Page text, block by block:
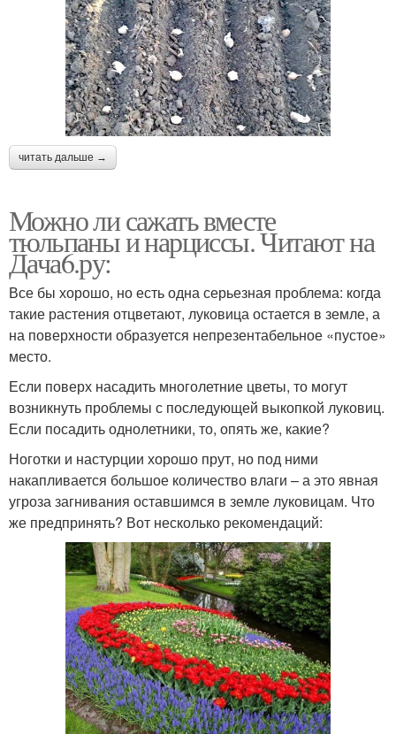
читать дальше →
Можно ли сажать вместе
тюльпаны и нарциссы. Читают на
Дача6.ру:
Все бы хорошо, но есть одна серьезная проблема: когда
такие растения отцветают, луковица остается в земле, а
на поверхности образуется непрезентабельное «пустое»
место.
Если поверх насадить многолетние цветы, то могут
возникнуть проблемы с последующей выкопкой луковиц.
Если посадить однолетники, то, опять же, какие?
Ноготки и настурции хорошо прут, но под ними
накапливается большое количество влаги – а это явная
угроза загнивания оставшимся в земле луковицам. Что
же предпринять? Вот несколько рекомендаций: